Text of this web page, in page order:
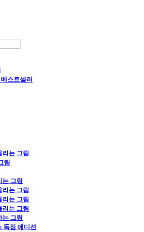
스트셀러
리는 그림
림
는 그림
리는 그림
리는 그림
리는 그림
는 그림
독점 에디션